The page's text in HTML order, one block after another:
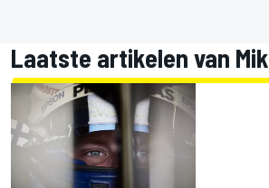
Laatste artikelen van